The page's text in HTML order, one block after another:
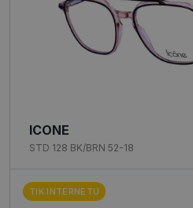
ICONE
STD 128 BK/BRN 52-18
TIK INTERNETU